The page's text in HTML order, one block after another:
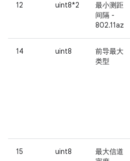
12 uint8*2
最小测距
间隔 -
802.11az
14 uint8
前导最大
类型
15 uint8
最大信道